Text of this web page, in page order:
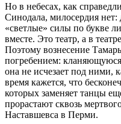
Но в небесах, как
Синодала, милосердия
«светлые» силы по букве
вместе. Это театр, а в
Поэтому вознесение
погребением:
она не исчезает под ними,
время кажется, что
которых заменяет танцы
прорастают сквозь
Наставшевса в Перми.